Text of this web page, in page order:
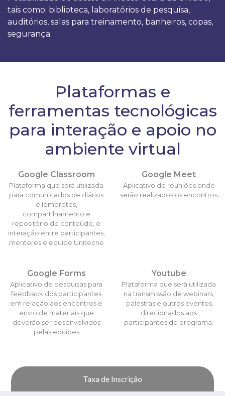
tais como: biblioteca, laboratórios de pesquisa,
auditórios, salas para treinamento, banheiros, copas,
segurança.
Plataformas e
ferramentas tecnológicas
para interação e apoio no
ambiente virtual
Google Classroom
Plataforma que será utilizada
para comunicados de diários
e lembretes,
compartilhamento e
repositório de conteúdo, e
interação entre participantes,
mentores e equipe Unitecne
Google Meet
Aplicativo de reuniões onde
serão realizados os encontros
Google Forms
Aplicativo de pesquisas para
feedback dos participantes
em relação aos encontros e
envio de materiais que
deverão ser desenvolvidos
pelas equipes
Youtube
Plataforma que será utilizada
na transmissão de webinars,
palestras e outros eventos
direcionados aos
participantes do programa.
Taxa de Inscrição